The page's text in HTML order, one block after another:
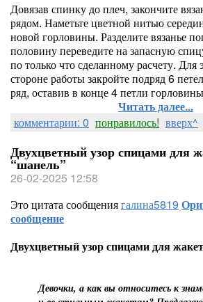
Довязав спинку до плеч, закончите
рядом. Наметьте цветной нитью
новой горловины. Разделите вязанье
половину переведите на запасную
по только что сделанному расчету. Для
стороне работы закройте подряд 6
ряд, оставив в конце 4 петли горловины
Читать далее...
комментарии: 0 понравилось! вверх^
Двухцветный узор спицами для
“шанель”
26-02-2025 12:58
Это цитата сообщениягалина5819
сообщение
Двухцветный узор спицами для
Девочки, а как вы относитесь к